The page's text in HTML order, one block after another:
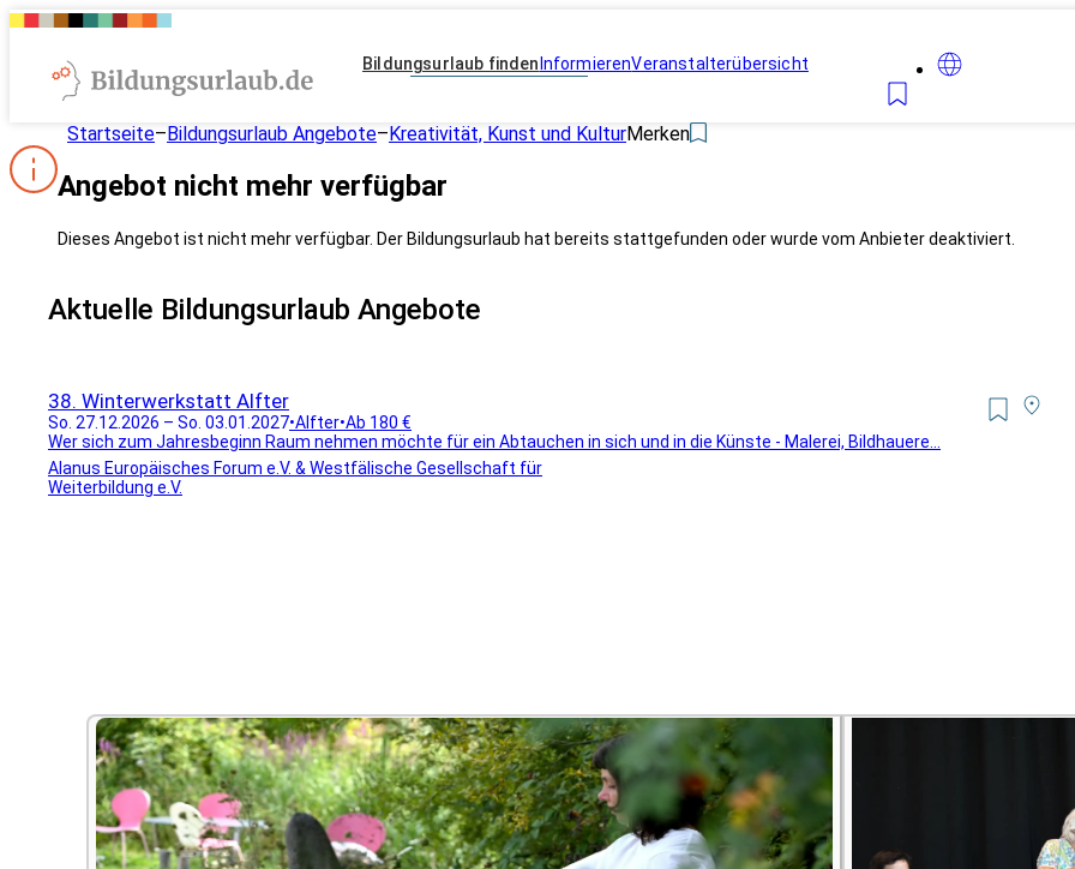
Bildungsurlaub finden InformierenVeranstalterübersicht
Startseite–Bildungsurlaub Angebote–Kreativität, Kunst und KulturMerken
Angebot nicht mehr verfügbar
Dieses Angebot ist nicht mehr verfügbar. Der Bildungsurlaub hat bereits stattgefunden oder wurde vom Anbieter deaktiviert.
Aktuelle Bildungsurlaub Angebote
38. Winterwerkstatt Alfter
So. 27.12.2026 – So. 03.01.2027•Alfter•Ab 180 €
Wer sich zum Jahresbeginn Raum nehmen möchte für ein Abtauchen in sich und in die Künste - Malerei, Bildhauere...
Alanus Europäisches Forum e.V. & Westfälische Gesellschaft für
Weiterbildung e.V.